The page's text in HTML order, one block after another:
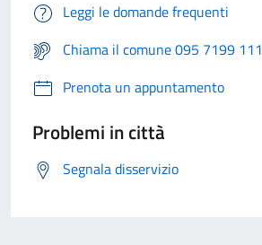
Leggi le domande frequenti
Chiama il comune 095 7199 111
Prenota un appuntamento
Problemi in città
Segnala disservizio